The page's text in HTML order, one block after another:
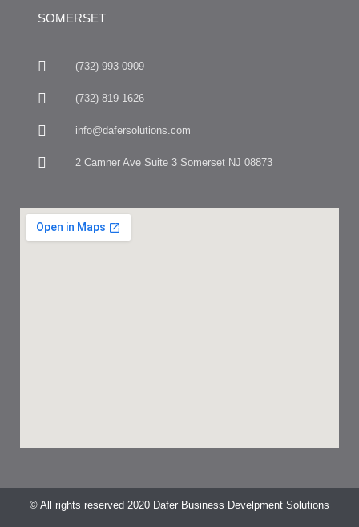
SOMERSET
(732) 993 0909
(732) 819-1626
info@dafersolutions.com
2 Camner Ave Suite 3 Somerset NJ 08873
© All rights reserved 2020 Dafer Business Develpment Solutions